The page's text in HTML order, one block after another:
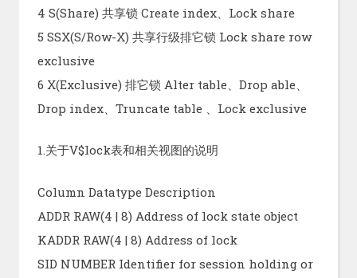
4 S(Share) 共享锁 Create index、Lock share
5 SSX(S/Row-X) 共享行级排它锁 Lock share row
exclusive
6 X(Exclusive) 排它锁 Alter table、Drop able、
Drop index、Truncate table 、Lock exclusive
1.关于V$lock表和相关视图的说明
Column Datatype Description
ADDR RAW(4 | 8) Address of lock state object
KADDR RAW(4 | 8) Address of lock
SID NUMBER Identifier for session holding or